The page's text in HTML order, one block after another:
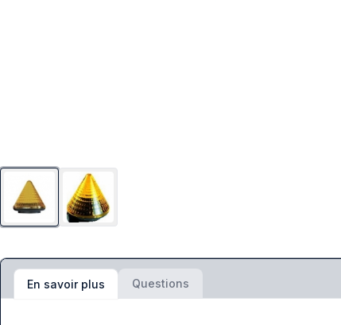
En savoir plus Questions